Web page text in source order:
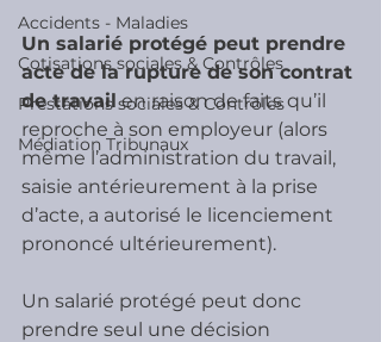
Accidents - Maladies
Cotisations sociales & Contrôles
Prestations sociales & Contrôles
Médiation Tribunaux
Un salarié protégé peut prendre
acte de la rupture de son contrat
de travail en raison de faits qu’il
reproche à son employeur (alors
même l’administration du travail,
saisie antérieurement à la prise
d’acte, a autorisé le licenciement
prononcé ultérieurement).
Un salarié protégé peut donc
prendre seul une décision